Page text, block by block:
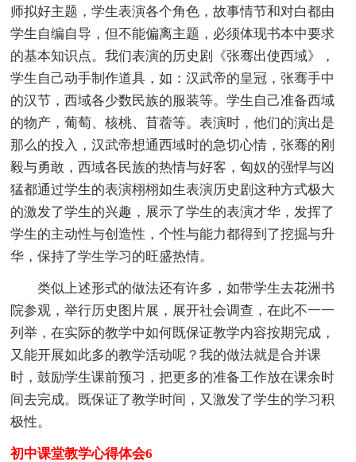
师拟好主题，学生表演各个角色，故事情节和对白都由
学生自编自导，但不能偏离主题，必须体现书本中要求
的基本知识点。我们表演的历史剧《张骞出使西域》，
学生自己动手制作道具，如：汉武帝的皇冠，张骞手中
的汉节，西域各少数民族的服装等。学生自己准备西域
的物产，葡萄、核桃、苜蓿等。表演时，他们的演出是
那么的投入，汉武帝想通西域时的急切心情，张骞的刚
毅与勇敢，西域各民族的热情与好客，匈奴的强悍与凶
猛都通过学生的表演栩栩如生表演历史剧这种方式极大
的激发了学生的兴趣，展示了学生的表演才华，发挥了
学生的主动性与创造性，个性与能力都得到了挖掘与升
华，保持了学生学习的旺盛热情。
类似上述形式的做法还有许多，如带学生去花洲书
院参观，举行历史图片展，展开社会调查，在此不一一
列举，在实际的教学中如何既保证教学内容按期完成，
又能开展如此多的教学活动呢？我的做法就是合并课
时，鼓励学生课前预习，把更多的准备工作放在课余时
间去完成。既保证了教学时间，又激发了学生的学习积
极性。
初中课堂教学心得体会6